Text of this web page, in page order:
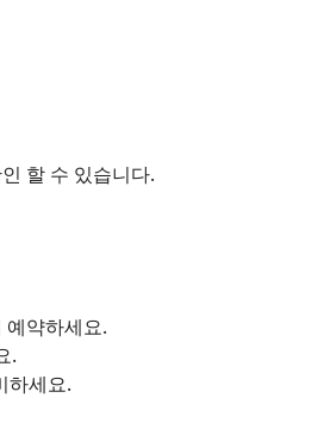
할 수 있습니다.
예약하세요.
.
하세요.